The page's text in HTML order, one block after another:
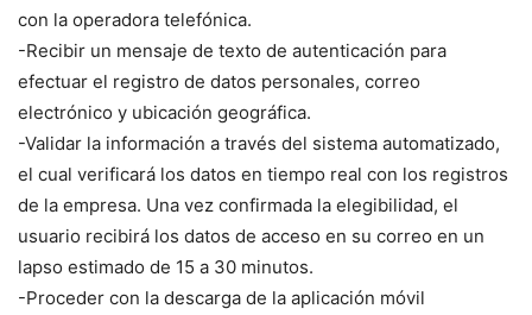
con la operadora telefónica.
-Recibir un mensaje de texto de autenticación para
efectuar el registro de datos personales, correo
electrónico y ubicación geográfica.
-Validar la información a través del sistema automatizado,
el cual verificará los datos en tiempo real con los registros
de la empresa. Una vez confirmada la elegibilidad, el
usuario recibirá los datos de acceso en su correo en un
lapso estimado de 15 a 30 minutos.
-Proceder con la descarga de la aplicación móvil